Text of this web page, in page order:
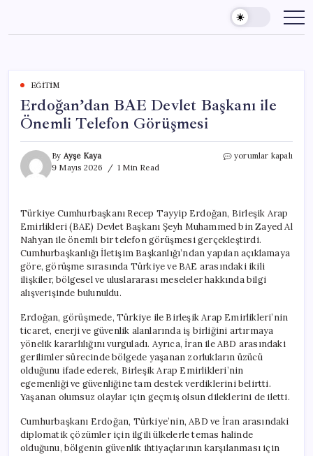
content
EĞITIM
Erdoğan’dan BAE Devlet Başkanı ile
Önemli Telefon Görüşmesi
By Ayşe Kaya
9 Mayıs 2026
1 Min Read
Erdoğan’dan
Önemli
Telefon
Görüşmesi
için
yorumlar kapalı
Türkiye Cumhurbaşkanı Recep Tayyip Erdoğan, Birleşik Arap
Emirlikleri (BAE) Devlet Başkanı Şeyh Muhammed bin Zayed Al
Nahyan ile önemli bir telefon görüşmesi gerçekleştirdi.
Cumhurbaşkanlığı İletişim Başkanlığı’ndan yapılan açıklamaya
göre, görüşme sırasında Türkiye ve BAE arasındaki ikili
ilişkiler, bölgesel ve uluslararası meseleler hakkında bilgi
alışverişinde bulunuldu.
Erdoğan, görüşmede, Türkiye ile Birleşik Arap Emirlikleri’nin
ticaret, enerji ve güvenlik alanlarında iş birliğini artırmaya
yönelik kararlılığını vurguladı. Ayrıca, İran ile ABD arasındaki
gerilimler sürecinde bölgede yaşanan zorlukların üzücü
olduğunu ifade ederek, Birleşik Arap Emirlikleri’nin
egemenliği ve güvenliğine tam destek verdiklerini belirtti.
Yaşanan olumsuz olaylar için geçmiş olsun dileklerini de iletti.
Cumhurbaşkanı Erdoğan, Türkiye’nin, ABD ve İran arasındaki
diplomatik çözümler için ilgili ülkelerle temas halinde
olduğunu, bölgenin güvenlik ihtiyaçlarının karşılanması için